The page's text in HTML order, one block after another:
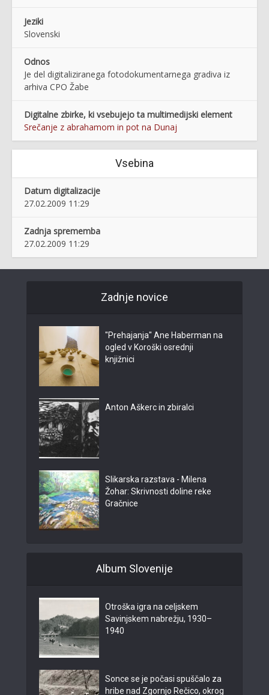
Jeziki
Slovenski
Odnos
Je del digitaliziranega fotodokumentarnega gradiva iz
arhiva CPO Žabe
Digitalne zbirke, ki vsebujejo ta multimedijski element
Srečanje z abrahamom in pot na Dunaj
Vsebina
Datum digitalizacije
27.02.2009 11:29
Zadnja sprememba
27.02.2009 11:29
Zadnje novice
"Prehajanja" Ane Haberman na
ogled v Koroški osrednji
knjižnici
Anton Aškerc in zbiralci
Slikarska razstava - Milena
Žohar: Skrivnosti doline reke
Gračnice
Album Slovenije
Otroška igra na celjskem
Savinjskem nabrežju, 1930–
1940
Sonce se je počasi spuščalo za
hribe nad Zgornjo Rečico, okrog